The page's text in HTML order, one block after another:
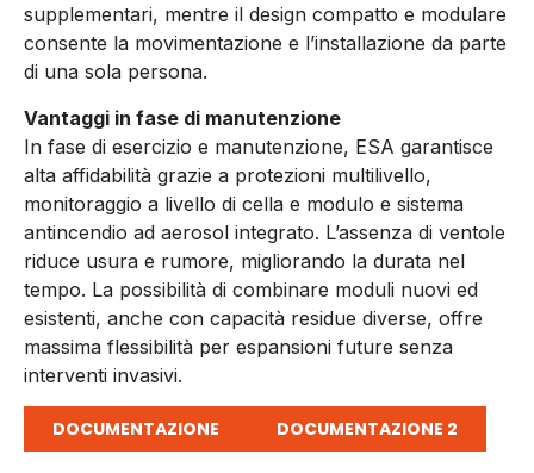
supplementari, mentre il design compatto e modulare
consente la movimentazione e l’installazione da parte
di una sola persona.
Vantaggi in fase di manutenzione
In fase di esercizio e manutenzione, ESA garantisce
alta affidabilità grazie a protezioni multilivello,
monitoraggio a livello di cella e modulo e sistema
antincendio ad aerosol integrato. L’assenza di ventole
riduce usura e rumore, migliorando la durata nel
tempo. La possibilità di combinare moduli nuovi ed
esistenti, anche con capacità residue diverse, offre
massima flessibilità per espansioni future senza
interventi invasivi.
DOCUMENTAZIONE DOCUMENTAZIONE 2